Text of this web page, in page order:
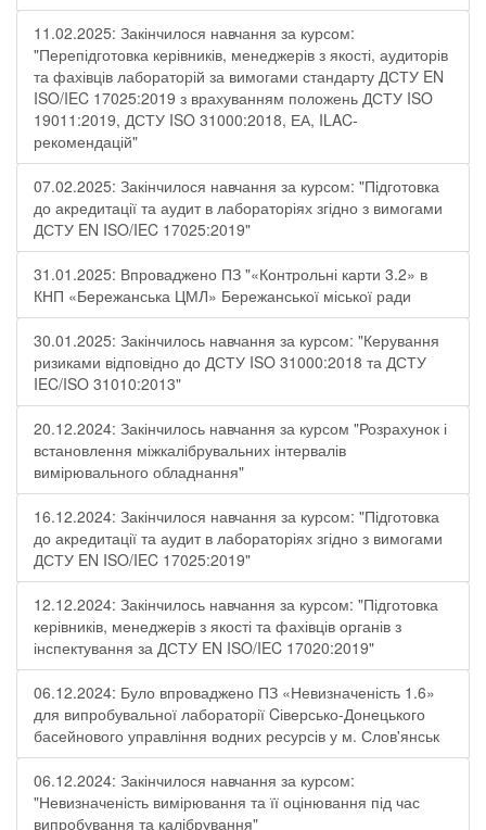
11.02.2025: Закінчилося навчання за курсом:
"Перепідготовка керівників, менеджерів з якості, аудиторів
та фахівців лабораторій за вимогами стандарту ДСТУ EN
ISO/IEC 17025:2019 з врахуванням положень ДСТУ ISO
19011:2019, ДСТУ ISO 31000:2018, ЕА, ILAC-
рекомендацій"
07.02.2025: Закінчилося навчання за курсом: "Підготовка
до акредитації та аудит в лабораторіях згідно з вимогами
ДСТУ EN ISO/IEC 17025:2019"
31.01.2025: Впроваджено ПЗ "«Контрольні карти 3.2» в
КНП «Бережанська ЦМЛ» Бережанської міської ради
30.01.2025: Закінчилось навчання за курсом: "Керування
ризиками відповідно до ДСТУ ISO 31000:2018 та ДСТУ
IEC/ISO 31010:2013"
20.12.2024: Закінчилось навчання за курсом "Розрахунок і
встановлення міжкалібрувальних інтервалів
вимірювального обладнання"
16.12.2024: Закінчилося навчання за курсом: "Підготовка
до акредитації та аудит в лабораторіях згідно з вимогами
ДСТУ EN ISO/IEC 17025:2019"
12.12.2024: Закінчилось навчання за курсом: "Підготовка
керівників, менеджерів з якості та фахівців органів з
інспектування за ДСТУ EN ISO/IEC 17020:2019"
06.12.2024: Було впроваджено ПЗ «Невизначеність 1.6»
для випробувальної лабораторії Cіверсько-Донецького
басейнового управління водних ресурсів у м. Слов'янськ
06.12.2024: Закінчилося навчання за курсом:
"Невизначеність вимірювання та її оцінювання під час
випробування та калібрування"